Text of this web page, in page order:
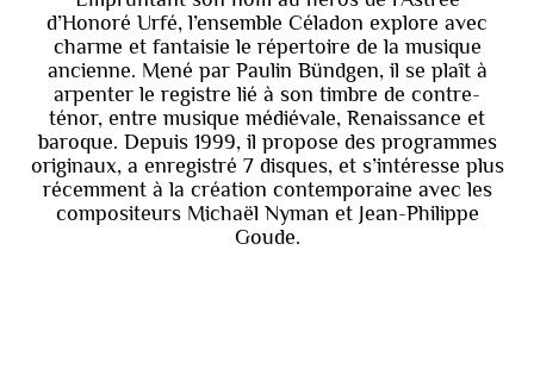
d’Honoré Urfé, l’ensemble Céladon explore avec
charme et fantaisie le répertoire de la musique
ancienne. Mené par Paulin Bündgen, il se plaît à
arpenter le registre lié à son timbre de contre-
ténor, entre musique médiévale, Renaissance et
baroque. Depuis 1999, il propose des programmes
originaux, a enregistré 7 disques, et s’intéresse plus
récemment à la création contemporaine avec les
compositeurs Michaël Nyman et Jean-Philippe
Goude.